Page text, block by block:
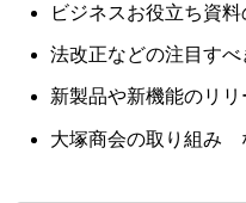
ビジネスお役立ち資
法改正などの注目すべ
新製品や新機能のリリ
大塚商会の取り組み